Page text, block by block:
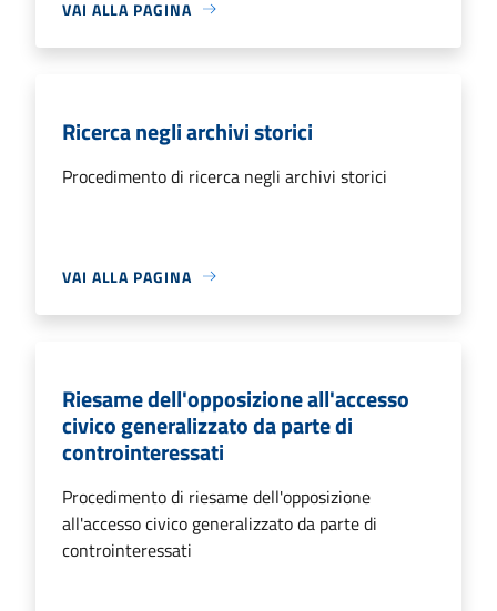
VAI ALLA PAGINA
Ricerca negli archivi storici
Procedimento di ricerca negli archivi storici
VAI ALLA PAGINA
Riesame dell'opposizione all'accesso
civico generalizzato da parte di
controinteressati
Procedimento di riesame dell'opposizione
all'accesso civico generalizzato da parte di
controinteressati